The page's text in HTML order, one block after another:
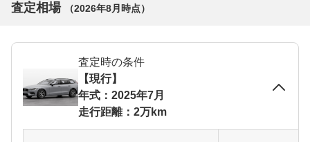
査定相場
（2026年8月 時点）
査定時の条件
【現行】
年式：2025年7月
走行距離：2万km